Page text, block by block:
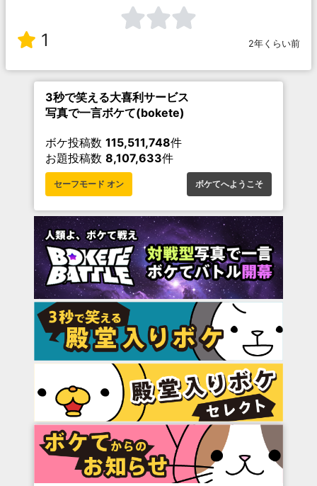
1 2年くらい前
3秒で笑える大喜利サービス
写真で一言ボケて(bokete)
ボケ投稿数 115,511,748件
お題投稿数 8,107,633件
セーフモード オン ボケてへようこそ